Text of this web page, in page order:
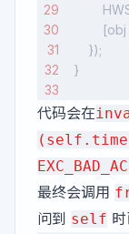
        [obj
    });
}
代码会在
最终会调用
问到 self